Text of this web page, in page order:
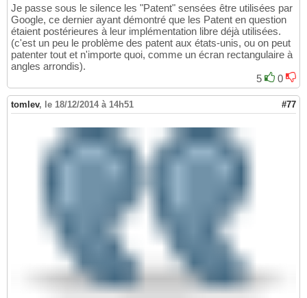
Je passe sous le silence les "Patent" sensées être utilisées par
Google, ce dernier ayant démontré que les Patent en question
étaient postérieures à leur implémentation libre déjà utilisées.
(c'est un peu le problème des patent aux états-unis, ou on peut
patenter tout et n'importe quoi, comme un écran rectangulaire à
angles arrondis).
5
0
tomlev, le 18/12/2014 à 14h51 #77